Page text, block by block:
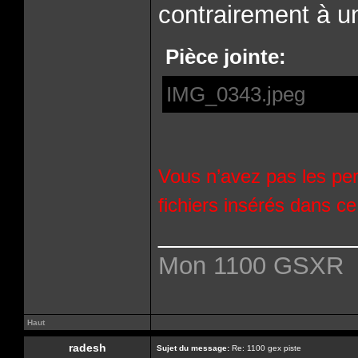
contrairement à
Pièce jointe:
IMG_0343.jpeg
Vous n’avez pas les
fichiers insérés dans
Mon 1100 GSXR
Haut
radesh Sujet du message: Re: 1100 gex piste